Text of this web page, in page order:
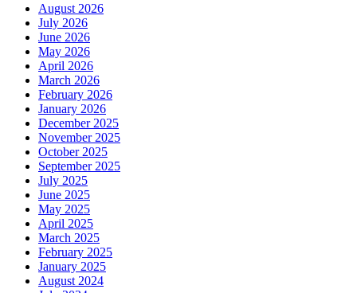
August 2026
July 2026
June 2026
May 2026
April 2026
March 2026
February 2026
January 2026
December 2025
November 2025
October 2025
September 2025
July 2025
June 2025
May 2025
April 2025
March 2025
February 2025
January 2025
August 2024